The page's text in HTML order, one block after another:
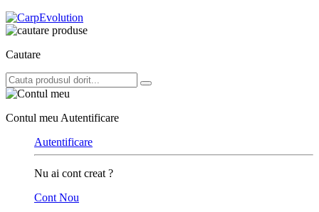
Cautare
Contul meu Autentificare
Autentificare
Nu ai cont creat ?
Cont Nou